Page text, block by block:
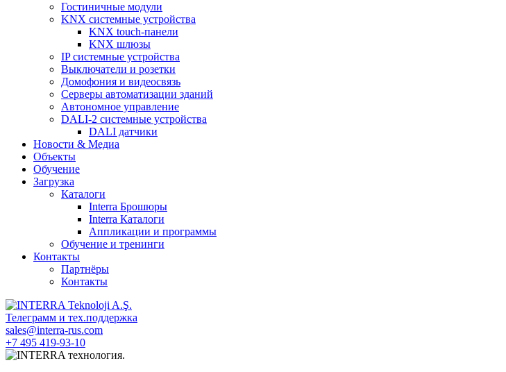
Гостиничные модули
KNX системные устройства
KNX touch-панели
KNX шлюзы
IP системные устройства
Выключатели и розетки
Домофония и видеосвязь
Серверы автоматизации зданий
Автономное управление
DALI-2 системные устройства
DALI датчики
Новости & Медиа
Объекты
Обучение
Загрузка
Каталоги
Interra Брошюры
Interra Каталоги
Аппликации и программы
Обучение и тренинги
Контакты
Партнёры
Контакты
Телеграмм и тех.поддержка
sales@interra-rus.com
+7 495 419-93-10